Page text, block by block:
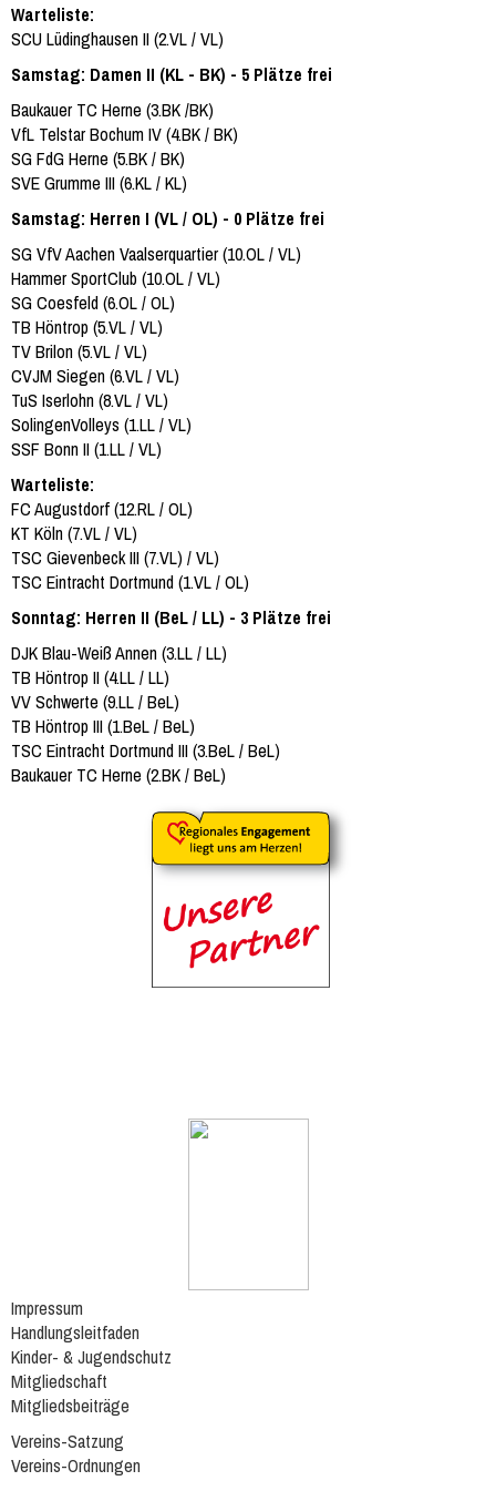
Warteliste:
SCU Lüdinghausen II (2.VL / VL)
Samstag: Damen II (KL - BK) - 5 Plätze frei
Baukauer TC Herne (3.BK /BK)
VfL Telstar Bochum IV (4.BK / BK)
SG FdG Herne (5.BK / BK)
SVE Grumme III (6.KL / KL)
Samstag: Herren I (VL / OL) - 0 Plätze frei
SG VfV Aachen Vaalserquartier (10.OL / VL)
Hammer SportClub (10.OL / VL)
SG Coesfeld (6.OL / OL)
TB Höntrop (5.VL / VL)
TV Brilon (5.VL / VL)
CVJM Siegen (6.VL / VL)
TuS Iserlohn (8.VL / VL)
SolingenVolleys (1.LL / VL)
SSF Bonn II (1.LL / VL)
Warteliste:
FC Augustdorf (12.RL / OL)
KT Köln (7.VL / VL)
TSC Gievenbeck III (7.VL) / VL)
TSC Eintracht Dortmund (1.VL / OL)
Sonntag: Herren II (BeL / LL) - 3 Plätze frei
DJK Blau-Weiß Annen (3.LL / LL)
TB Höntrop II (4.LL / LL)
VV Schwerte (9.LL / BeL)
TB Höntrop III (1.BeL / BeL)
TSC Eintracht Dortmund III (3.BeL / BeL)
Baukauer TC Herne (2.BK / BeL)
Impressum
Handlungsleitfaden
Kinder- & Jugendschutz
Mitgliedschaft
Mitgliedsbeiträge
Vereins-Satzung
Vereins-Ordnungen